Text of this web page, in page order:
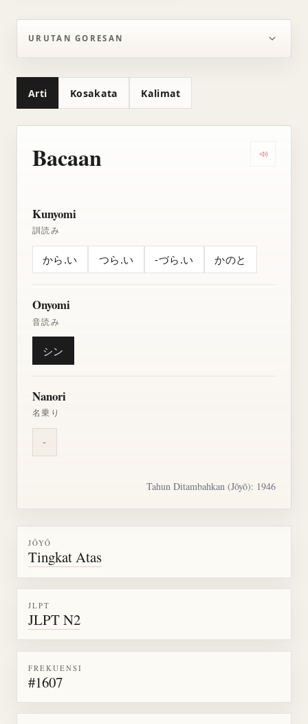
URUTAN GORESAN
Arti Kosakata Kalimat
Bacaan
Kunyomi
訓読み
から.い つら.い -づら.い かのと
Onyomi
音読み
シン
Nanori
名乗り
-
Tahun Ditambahkan (Jōyō): 1946
JŌYŌ
Tingkat Atas
JLPT
JLPT N2
FREKUENSI
#1607